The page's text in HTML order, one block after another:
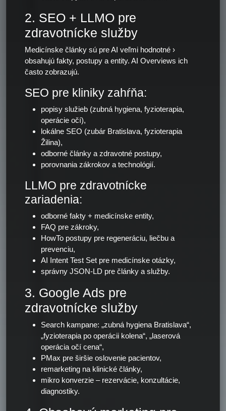
2. SEO + LLMO pre
zdravotnícke služby
Medicínske články sú pre AI veľmi hodnotné ›
obsahujú fakty, postupy a entity. AI Overviews ich
často zobrazujú.
SEO pre kliniky zahŕňa:
popisy služieb (zubná hygiena, fyzioterapia,
operácie očí),
lokálne SEO (zubár Bratislava, fyzioterapia
Žilina),
odborné články a zdravotné postupy,
porovnania zákrokov a technológií.
LLMO pre zdravotnícke
zariadenia:
odborné fakty + medicínske entity,
FAQ pre zákroky,
HowTo postupy pre regeneráciu, liečbu a
prevenciu,
AI Intent Test Set pre medicínske otázky,
správny JSON-LD pre články a služby.
3. Google Ads pre
zdravotnícke služby
Search kampane: „zubná hygiena Bratislava“,
„fyzioterapia po operácii kolena“, „laserová
operácia očí cena“,
PMax pre širšie oslovenie pacientov,
remarketing na klinické články,
mikro konverzie – rezervácie, konzultácie,
diagnostiky.